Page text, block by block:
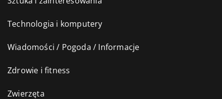
Technologia i komputery
Wiadomości / Pogoda / Informacje
Zdrowie i fitness
Zwierzęta